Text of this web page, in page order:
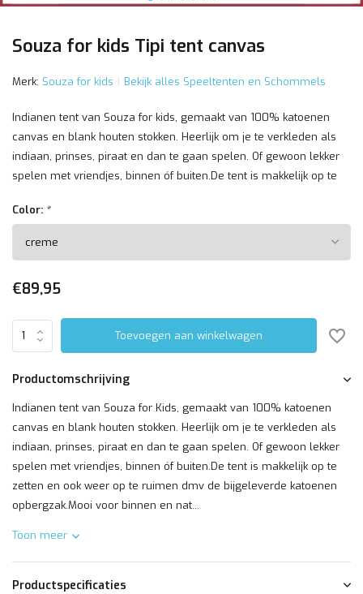
Souza for kids Tipi tent canvas
Merk: Souza for kids Bekijk alles Speeltenten en Schommels
Indianen tent van Souza for kids, gemaakt van 100% katoenen
canvas en blank houten stokken. Heerlijk om je te verkleden als
indiaan, prinses, piraat en dan te gaan spelen. Of gewoon lekker
spelen met vriendjes, binnen óf buiten.De tent is makkelijk op te
Color: *
€89,95
Toevoegen aan winkelwagen
Productomschrijving
Indianen tent van Souza for Kids, gemaakt van 100% katoenen
canvas en blank houten stokken. Heerlijk om je te verkleden als
indiaan, prinses, piraat en dan te gaan spelen. Of gewoon lekker
spelen met vriendjes, binnen óf buiten.De tent is makkelijk op te
zetten en ook weer op te ruimen dmv de bijgeleverde katoenen
opbergzak.Mooi voor binnen en nat...
Toon meer
Productspecificaties